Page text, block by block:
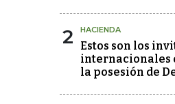
2 HACIENDA
Estos son los
internacionales
la posesión de